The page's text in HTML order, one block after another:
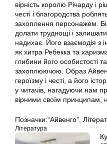
вірність королю Річарду і
честі і благородства
захоплення персонажем.
долати труднощі і
надихає. Його взаємодія
як хитра Ребекка та
глибини його особистості
захоплюючою. Образ
героїзму і честі, а його
у читачів, нагадуючи нам
вірними своїм принципам,
Позначки:“Айвенго”,
Література